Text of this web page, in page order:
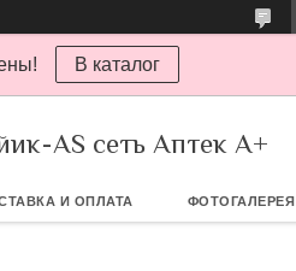
В каталог
AS сеть Аптек А+
И ОПЛАТА ФОТОГАЛЕРЕЯ